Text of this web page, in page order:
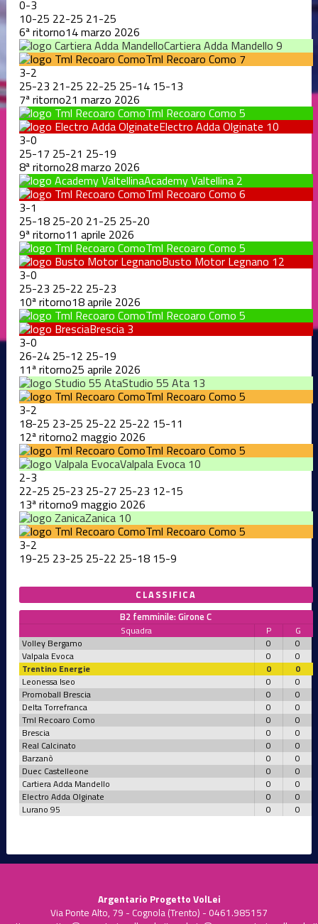
0-3
10-25 22-25 21-25
6ª ritorno14 marzo 2026
Cartiera Adda Mandello 9
Tml Recoaro Como 7
3-2
25-23 21-25 22-25 25-14 15-13
7ª ritorno21 marzo 2026
Tml Recoaro Como 5
Electro Adda Olginate 10
3-0
25-17 25-21 25-19
8ª ritorno28 marzo 2026
Academy Valtellina 2
Tml Recoaro Como 6
3-1
25-18 25-20 21-25 25-20
9ª ritorno11 aprile 2026
Tml Recoaro Como 5
Busto Motor Legnano 12
3-0
25-23 25-22 25-23
10ª ritorno18 aprile 2026
Tml Recoaro Como 5
Brescia 3
3-0
26-24 25-12 25-19
11ª ritorno25 aprile 2026
Studio 55 Ata 13
Tml Recoaro Como 5
3-2
18-25 23-25 25-22 25-22 15-11
12ª ritorno2 maggio 2026
Tml Recoaro Como 5
Valpala Evoca 10
2-3
22-25 25-23 25-27 25-23 12-15
13ª ritorno9 maggio 2026
Zanica 10
Tml Recoaro Como 5
3-2
19-25 23-25 25-22 25-18 15-9
CLASSIFICA
B2 femminile: Girone C
Squadra P
G
Volley Bergamo
0
0
Valpala Evoca
0
0
Trentino Energie
0
0
Leonessa Iseo
0
0
Promoball Brescia
0
0
Delta Torrefranca
0
0
Tml Recoaro Como
0
0
Brescia
0
0
Real Calcinato
0
0
Barzanò
0
0
Duec Castelleone
0
0
Cartiera Adda Mandello
0
0
Electro Adda Olginate
0
0
Lurano 95
0 0
Argentario Progetto VolLei
Via Ponte Alto, 79 - Cognola (Trento) - 0461.985157